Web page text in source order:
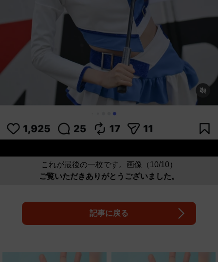
これが最後の一枚です。画像（10/10）
ご覧いただきありがとうございました。
記事に戻る